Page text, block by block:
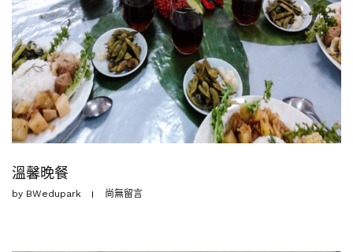
溫馨晚餐
by BWedupark 尚無留言